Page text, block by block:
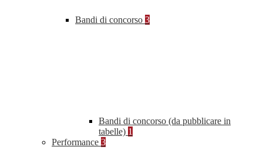
Bandi di concorso 3
Bandi di concorso (da pubblicare in
tabelle) 1
Performance 3